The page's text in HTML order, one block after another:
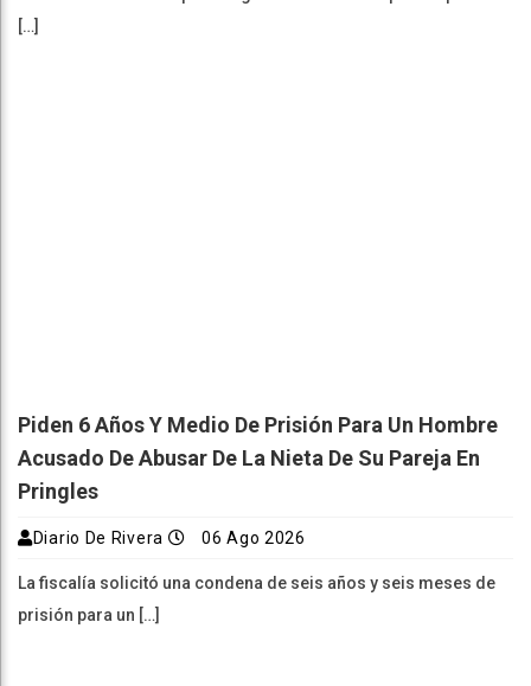
[…]
Piden 6 Años Y Medio De Prisión Para Un Hombre
Acusado De Abusar De La Nieta De Su Pareja En
Pringles
Diario De Rivera 06 Ago 2026
La fiscalía solicitó una condena de seis años y seis meses de
prisión para un […]